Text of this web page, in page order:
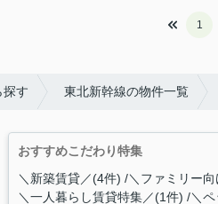
1
探す 東北新幹線の物件一覧
おすすめこだわり特集
＼新築賃貸／(4件) ＼ファミリー
＼一人暮らし賃貸特集／(1件) ＼ペ